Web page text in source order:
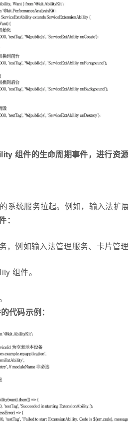
组件的生命周期事件，进行资源
统服务拉起。例如，输入法扩
例如输入法管理服务、卡片管理
组件。
代码示例：